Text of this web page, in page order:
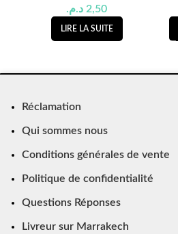
2,50 د.م.
LIRE LA SUITE
Réclamation
Qui sommes nous
Conditions générales de vente
Politique de confidentialité
Questions Réponses
Livreur sur Marrakech